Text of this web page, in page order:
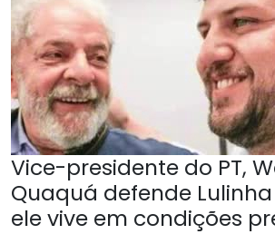
Vice-presidente do PT,
Quaquá defende
ele vive em condições